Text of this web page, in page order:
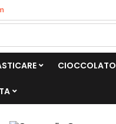
CIOCCOLATO